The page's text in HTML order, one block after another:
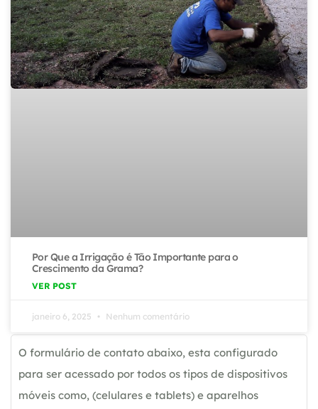
Por Que a Irrigação é Tão Importante para o
Crescimento da Grama?
VER POST
janeiro 6, 2025 Nenhum comentário
O formulário de contato abaixo, esta configurado
para ser acessado por todos os tipos de dispositivos
móveis como, (celulares e tablets) e aparelhos